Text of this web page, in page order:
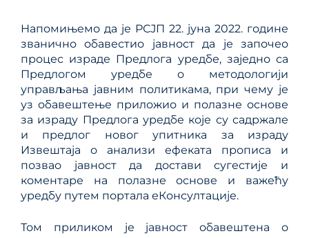
Напомињемо да је РСЈП 22. јуна 2022. године
званично обавестио јавност да је започео
процес израде Предлога уредбе, заједно са
Предлогом уредбе о методологији
управљањa јавним политикама, при чему је
уз обавештење приложио и полазне основе
за израду Предлога уредбе које су садржале
и предлог новог упитника за израду
Извештаја о анализи ефеката прописа и
позвао јавност да достави сугестије и
коментаре на полазне основе и важећу
уредбу путем портала еКонсултације.
Том приликом је јавност обавештена о